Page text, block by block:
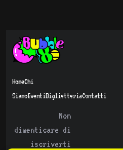
HomeChi
SiamoEventiBiglietteriaContatti
Non
dimenticare di
iscriverti